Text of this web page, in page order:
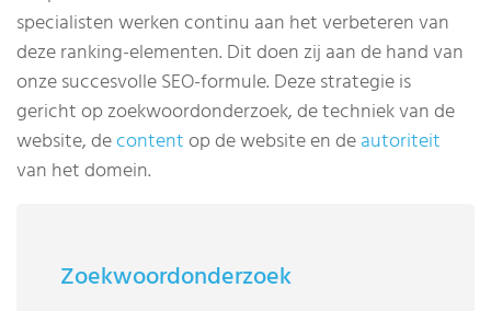
specialisten werken continu aan het verbeteren van
deze ranking-elementen. Dit doen zij aan de hand van
onze succesvolle SEO-formule. Deze strategie is
gericht op zoekwoordonderzoek, de techniek van de
website, decontentop de website en deautoriteit
van het domein.
Zoekwoordonderzoek